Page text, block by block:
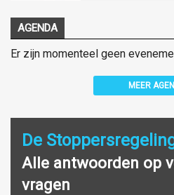
AGENDA
Er zijn momenteel geen
MEER
De
Alle antwoorden op
vragen